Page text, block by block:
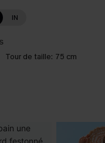
IN
Tour de taille: 75 cm